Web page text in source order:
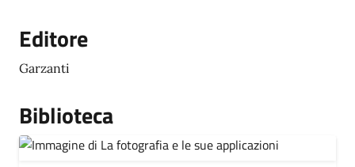
Editore
Garzanti
Biblioteca